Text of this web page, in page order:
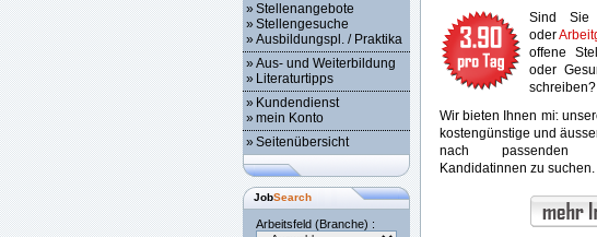
»Stellenangebote
»Stellengesuche
»Ausbildungspl. / Praktika
»Aus- und Weiterbildung
» Literaturtipps
» Kundendienst
»mein Konto
»Seitenübersicht
JobSearch
Arbeitsfeld (Branche) :
Sind Sie
oder
offene
oder
schreiben?
Wir bieten Ihnen mit
kostengünstige und
nach passenden
Kandidatinnen zu suchen.